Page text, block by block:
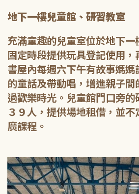
地下一樓兒童館、研習教室
充滿童趣的兒童室位於地下一
固定時段提供玩具登記使用，
書屋內每週六下午有故事媽媽
的童話及帶動唱，增進親子間
過歡樂時光。兒童館門口旁的
３９人，提供場地租借，並
廣課程。